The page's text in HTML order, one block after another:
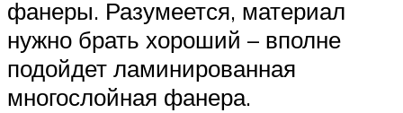
фанеры. Разумеется, материал
нужно брать хороший – вполне
подойдет ламинированная
многослойная фанера.